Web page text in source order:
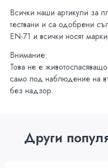
Всички наши артикули за
тествани и са одобрени
EN-71 и всички носят
Внимание:
Това не е
само под наблюдение на
без надзор.
Други